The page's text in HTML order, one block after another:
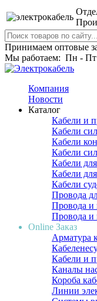
Принимаем оптовые
Мы работаем: Пн -
Компания
Новости
Каталог
Кабели и
Кабели
Кабели
Кабели
Кабели
Кабели
Кабели
Провода
Провода и
Провода и
Online Заказ
Арматура
Кабели и
Каналы
Короба
Линии